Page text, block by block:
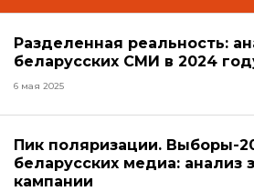
Разделенная реальность:
беларусских СМИ в 2024
6 мая 2025
Пик поляризации. Выборы-
беларусских медиа: анализ
кампании